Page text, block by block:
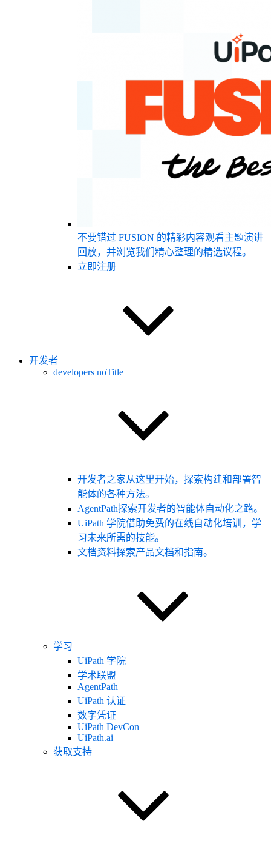
不要错过 FUSION 的精彩内容观看主题演讲
回放，并浏览我们精心整理的精选议程。
立即注册
开发者
developers noTitle
开发者之家从这里开始，探索构建和部署智
能体的各种方法。
AgentPath探索开发者的智能体自动化之路。
UiPath 学院借助免费的在线自动化培训，学
习未来所需的技能。
文档资料探索产品文档和指南。
学习
UiPath 学院
学术联盟
AgentPath
UiPath 认证
数字凭证
UiPath DevCon
UiPath.ai
获取支持